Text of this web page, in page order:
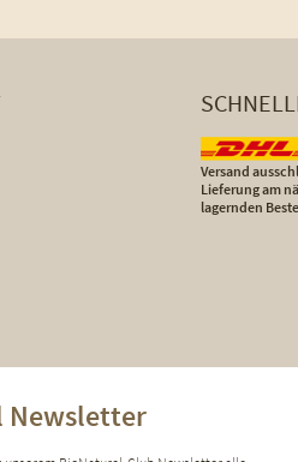
Versand
Lieferung am
lagernden
Newsletter